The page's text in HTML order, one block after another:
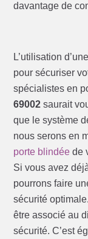
davantage de
L’utilisation
pour sécuriser
spécialistes en
69002 saurait
que le système
nous serons en
porte blindée de
Si vous avez
pourrons faire
sécurité
être associé au
sécurité. C’est